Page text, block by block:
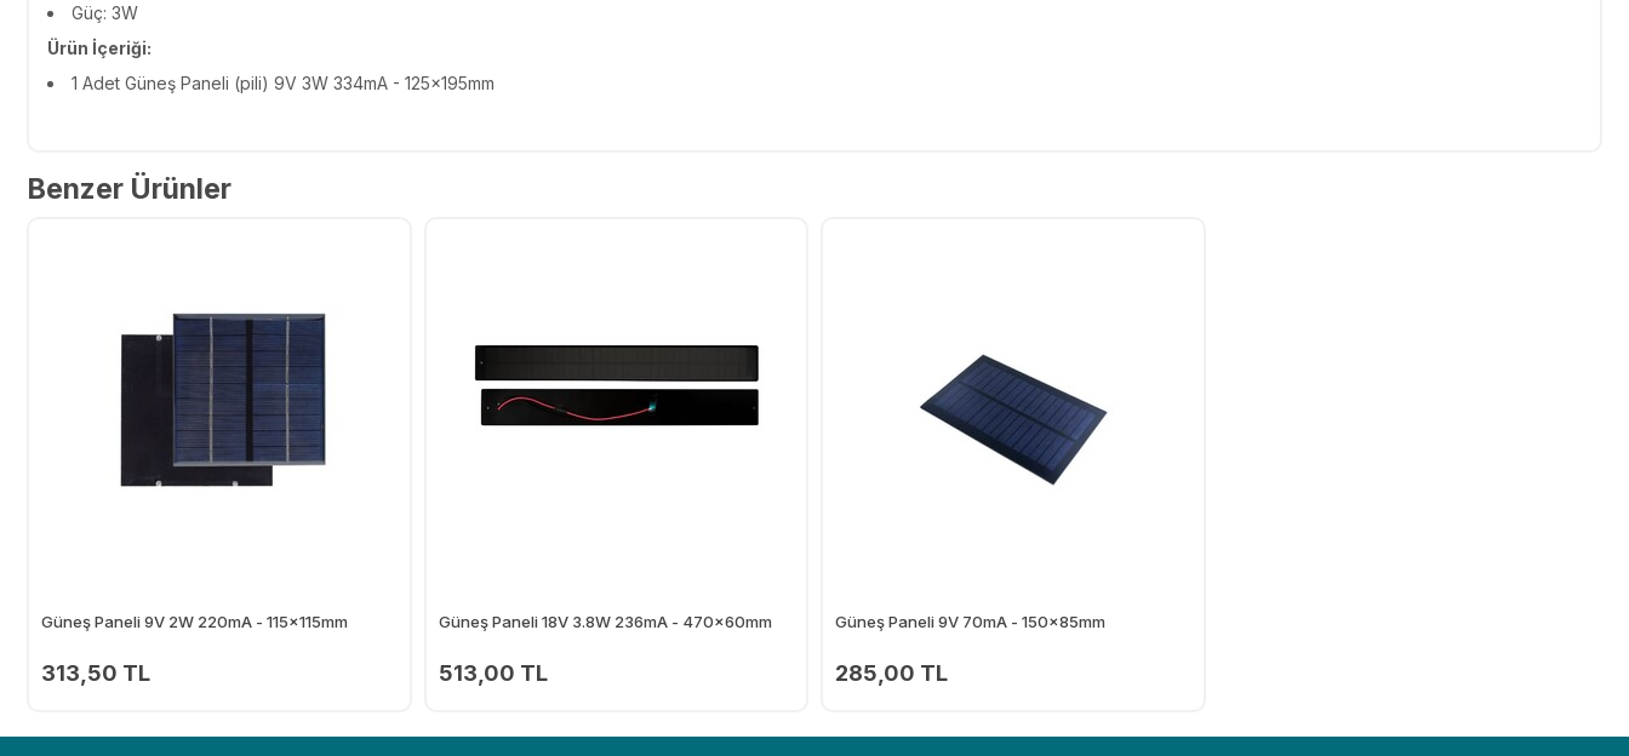
Güç: 3W
Ürün İçeriği:
1 Adet Güneş Paneli (pili) 9V 3W 334mA - 125x195mm
Benzer Ürünler
Güneş Paneli 9V 2W 220mA - 115x115mm
313,50 TL
Güneş Paneli 18V 3.8W 236mA - 470x60mm
513,00 TL
Güneş Paneli 9V 70mA - 150x85mm
285,00 TL